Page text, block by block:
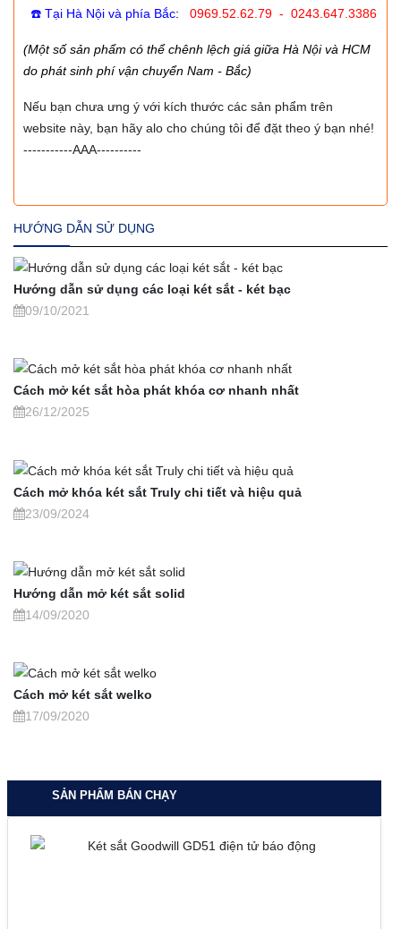
☎️ Tại Hà Nội và phía Bắc: 0969.52.62.79 - 0243.647.3386
(Một số sản phẩm có thể chênh lệch giá giữa Hà Nội và HCM
do phát sinh phí vận chuyển Nam - Bắc)
Nếu bạn chưa ưng ý với kích thước các sản phẩm trên
website này, bạn hãy alo cho chúng tôi để đặt theo ý bạn nhé!
-----------AAA----------
HƯỚNG DẪN SỬ DỤNG
Hướng dẫn sử dụng các loại két sắt - két bạc
09/10/2021
Cách mở két sắt hòa phát khóa cơ nhanh nhất
26/12/2025
Cách mở khóa két sắt Truly chi tiết và hiệu quả
23/09/2024
Hướng dẫn mở két sắt solid
14/09/2020
Cách mở két sắt welko
17/09/2020
SẢN PHẨM BÁN CHẠY